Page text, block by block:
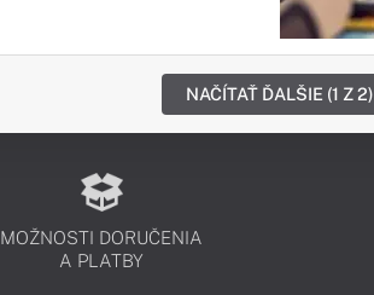
NAČÍTAŤ ĎALŠIE (1 Z 2)
MOŽNOSTI DORUČENIA
A PLATBY